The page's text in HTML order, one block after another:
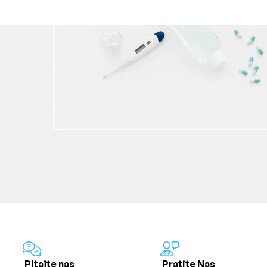
Pitajte nas Pratite Nas